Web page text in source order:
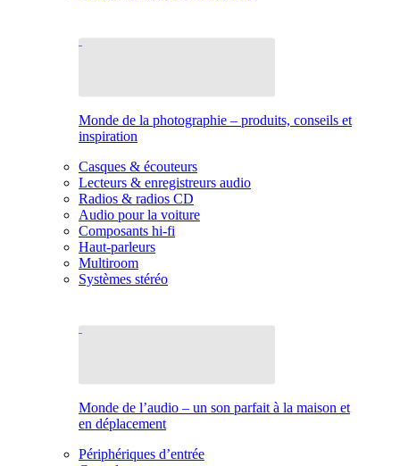
Monde de la photographie – produits, conseils et
inspiration
Casques & écouteurs
Lecteurs & enregistreurs audio
Radios & radios CD
Audio pour la voiture
Composants hi-fi
Haut-parleurs
Multiroom
Systèmes stéréo
Monde de l’audio – un son parfait à la maison et
en déplacement
Périphériques d’entrée